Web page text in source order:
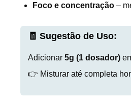
Foco e concentração –
🧾 Sugestão de Uso:
Adicionar 5g (1 dosador)
👉 Misturar até completa